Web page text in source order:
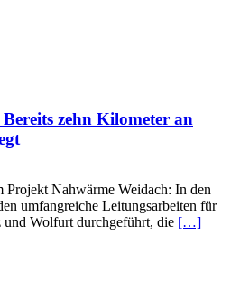
zehn Kilometer an
Projekt Nahwärme Weidach: In den
umfangreiche Leitungsarbeiten für
und Wolfurt durchgeführt, die […]